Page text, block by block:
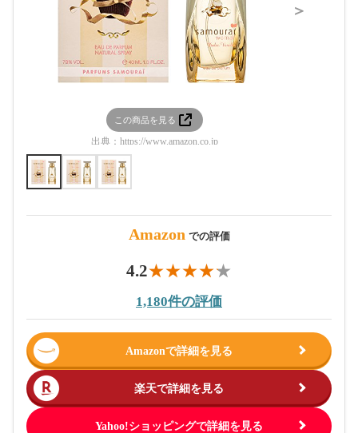
この商品を見る
出典： https://www.amazon.co.jp
＞
Amazon での評価
4.2
1,180件の評価
Amazonで詳細を見る
楽天で詳細を見る
Yahoo!ショッピングで詳細を見る